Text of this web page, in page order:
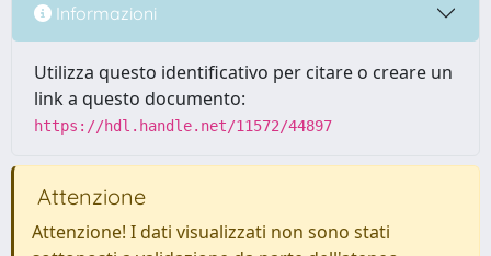
Informazioni
Utilizza questo identificativo per citare o creare un
link a questo documento:
https://hdl.handle.net/11572/44897
Attenzione
Attenzione! I dati visualizzati non sono stati